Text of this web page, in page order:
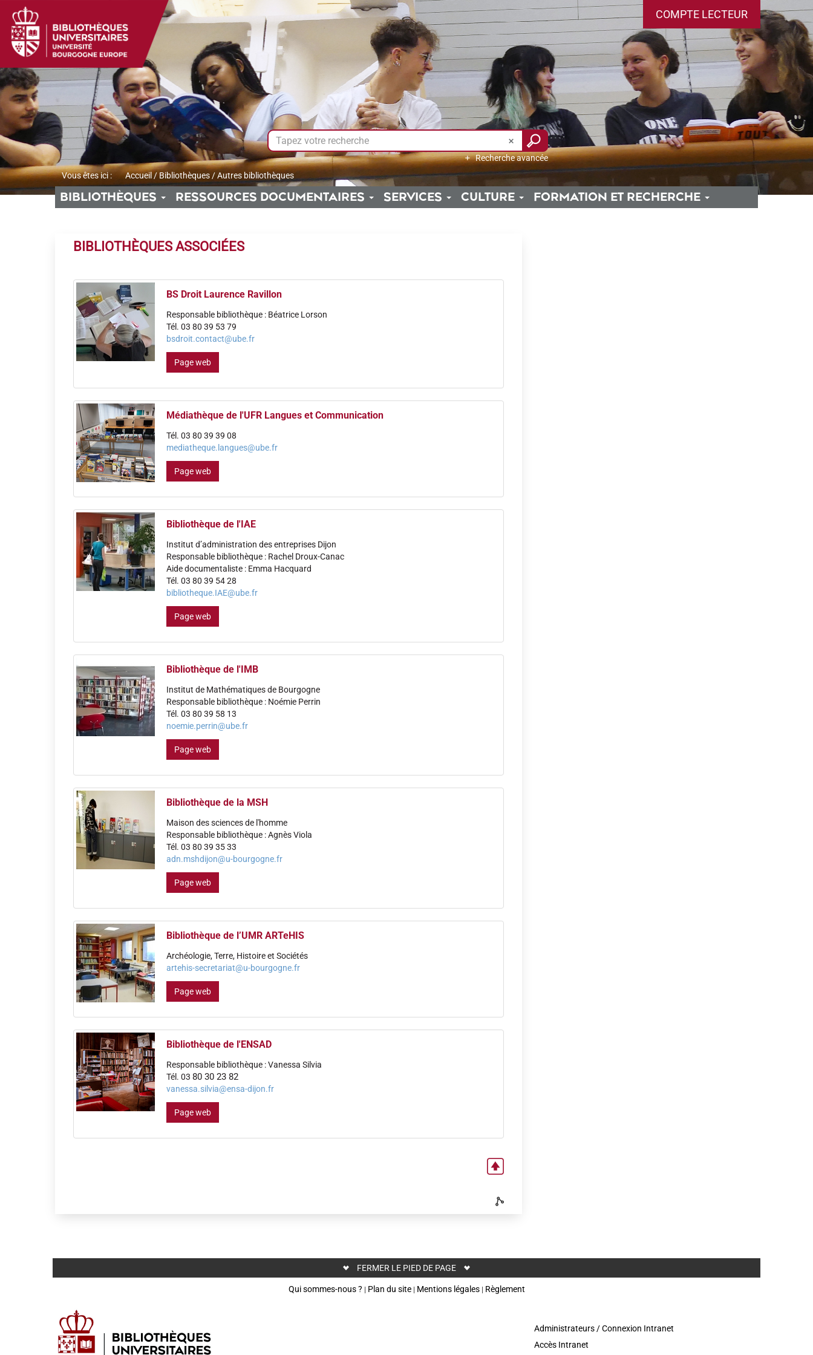
menu
contenu
la
recherche
COMPTE LECTEUR
Recherche avancée
Vous êtes ici :
Accueil/Bibliothèques /Autres bibliothèques
BIBLIOTHÈQUES RESSOURCES DOCUMENTAIRES SERVICES CULTURE FORMATION ET RECHERCHE
BIBLIOTHÈQUES ASSOCIÉES
BS Droit Laurence Ravillon
Responsable bibliothèque : Béatrice Lorson
Tél. 03 80 39 53 79
bsdroit.contact@ube.fr
Page web
Médiathèque de l'UFR Langues et Communication
Tél. 03 80 39 39 08
mediatheque.langues@ube.fr
Page web
Bibliothèque de l'IAE
Institut d’administration des entreprises Dijon
Responsable bibliothèque : Rachel Droux-Canac
Aide documentaliste : Emma Hacquard
Tél. 03 80 39 54 28
bibliotheque.IAE@ube.fr
Page web
Bibliothèque de l'IMB
Institut de Mathématiques de Bourgogne
Responsable bibliothèque : Noémie Perrin
Tél. 03 80 39 58 13
noemie.perrin@ube.fr
Page web
Bibliothèque de la MSH
Maison des sciences de l'homme
Responsable bibliothèque : Agnès Viola
Tél. 03 80 39 35 33
adn.mshdijon@u-bourgogne.fr
Page web
Bibliothèque de l’UMR ARTeHIS
Archéologie, Terre, Histoire et Sociétés
artehis-secretariat@u-bourgogne.fr
Page web
Bibliothèque de l'ENSAD
Responsable bibliothèque : Vanessa Silvia
Tél. 03 80 30 23 82
vanessa.silvia@ensa-dijon.fr
Page web
FERMER LE PIED DE PAGE
Qui sommes-nous ? | Plan du site| Mentions légales| Règlement
Administrateurs / Connexion Intranet
Accès Intranet